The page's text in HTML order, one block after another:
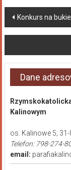
Konkurs na
Dane
Kalinowym
os. Kalinowe 5;
Telefon: 798-274-
email: